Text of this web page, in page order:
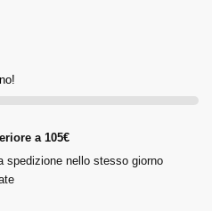
a 105€
spedizione nello stesso giorno